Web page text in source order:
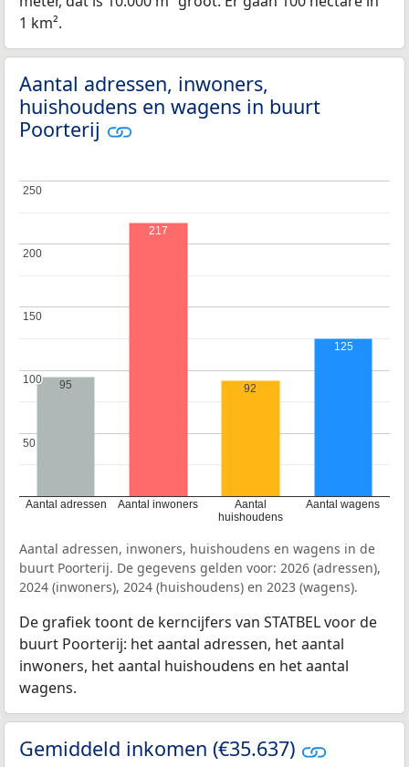
1 km².
Aantal adressen, inwoners,
huishoudens en wagens in buurt
Poorterij
Aantal adressen Aantal inwoners
Aantal
huishoudens
Aantal wagens
50
50
100
100
150
150
200
200
250
250
95
217
92
125
Aantal adressen, inwoners, huishoudens en wagens in de
buurt Poorterij. De gegevens gelden voor: 2026 (adressen),
2024 (inwoners), 2024 (huishoudens) en 2023 (wagens).
De grafiek toont de kerncijfers van STATBEL voor de
buurt Poorterij: het aantal adressen, het aantal
inwoners, het aantal huishoudens en het aantal
wagens.
Gemiddeld inkomen (€35.637)